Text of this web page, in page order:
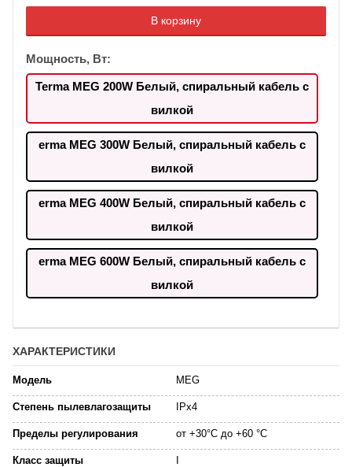
В корзину
Мощность, Вт:
Terma MEG 200W Белый, спиральный кабель с
вилкой
erma MEG 300W Белый, спиральный кабель с
вилкой
erma MEG 400W Белый, спиральный кабель с
вилкой
erma MEG 600W Белый, спиральный кабель с
вилкой
ХАРАКТЕРИСТИКИ
Модель MEG
Степень пылевлагозащиты IPx4
Пределы регулирования от +30°C до +60 °C
Класс защиты